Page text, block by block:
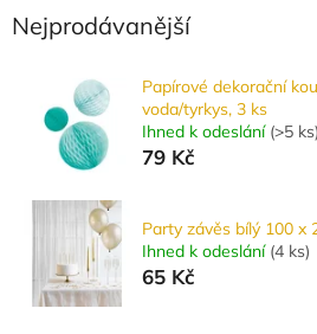
Nejprodávanější
Papírové dekorační
voda/tyrkys, 3 ks
Ihned k odeslání (>5 ks)
79 Kč
Party závěs bílý 100 x
Ihned k odeslání (4 ks)
65 Kč